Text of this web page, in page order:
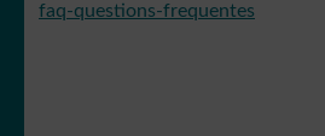
faq-questions-frequentes